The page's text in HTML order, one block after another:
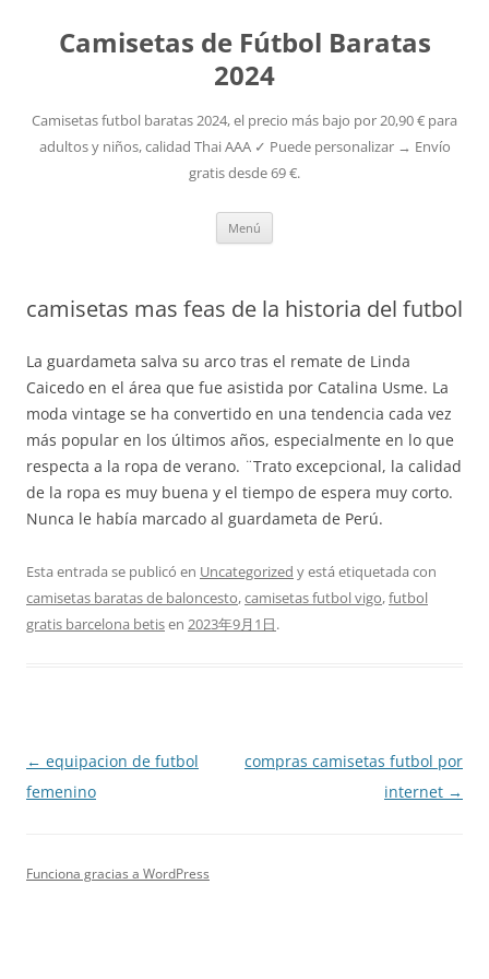
Camisetas de Fútbol Baratas
2024
Camisetas futbol baratas 2024, el precio más bajo por 20,90 € para
adultos y niños, calidad Thai AAA ✓ Puede personalizar → Envío
gratis desde 69 €.
Menú
camisetas mas feas de la historia del futbol
La guardameta salva su arco tras el remate de Linda
Caicedo en el área que fue asistida por Catalina Usme. La
moda vintage se ha convertido en una tendencia cada vez
más popular en los últimos años, especialmente en lo que
respecta a la ropa de verano. ¨Trato excepcional, la calidad
de la ropa es muy buena y el tiempo de espera muy corto.
Nunca le había marcado al guardameta de Perú.
Esta entrada se publicó en Uncategorized y está etiquetada con
camisetas baratas de baloncesto,camisetas futbol vigo,futbol
gratis barcelona betisen 2023年9月1日.
Navegación
de
← equipacion de futbol
femenino
compras camisetas futbol por
internet →
Funciona gracias a WordPress